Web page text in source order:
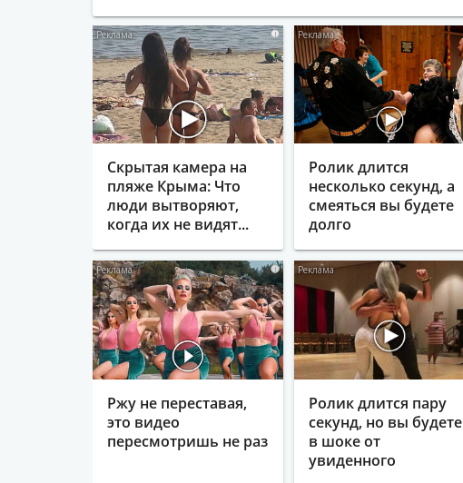
Вы можете сообщить новости:
Позвонив по 76-79-79
Написав на news@vse42.ru
Написав намВКонтакте
i
Скрытая камера на
пляже Крыма: Что
люди вытворяют,
когда их не видят...
Ролик длится
несколько секунд, а
смеяться вы будете
долго
i
Ржу не переставая,
это видео
пересмотришь не раз
Ролик длится пару
секунд, но вы будете
в шоке от
увиденного